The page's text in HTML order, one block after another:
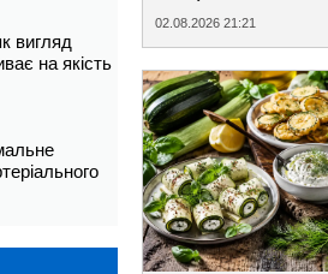
вигляд
на якість
02.08.2026 21:21